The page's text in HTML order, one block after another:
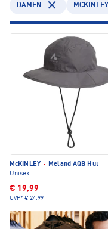
DAMEN MCKINLEY
McKINLEY ·
Meland AQB Hut
Unisex
€ 19,99
UVP* € 24,99